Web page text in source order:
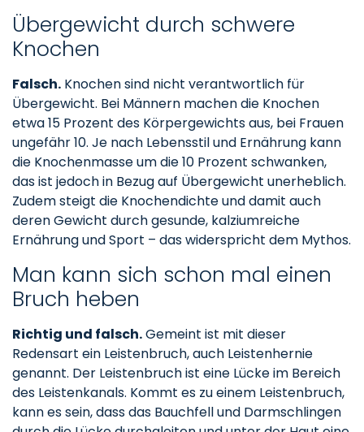
Übergewicht durch schwere
Knochen
Falsch. Knochen sind nicht verantwortlich für
Übergewicht. Bei Männern machen die Knochen
etwa 15 Prozent des Körpergewichts aus, bei Frauen
ungefähr 10. Je nach Lebensstil und Ernährung kann
die Knochenmasse um die 10 Prozent schwanken,
das ist jedoch in Bezug auf Übergewicht unerheblich.
Zudem steigt die Knochendichte und damit auch
deren Gewicht durch gesunde, kalziumreiche
Ernährung und Sport – das widerspricht dem Mythos.
Man kann sich schon mal einen
Bruch heben
Richtig und falsch.Gemeint ist mit dieser
Redensart ein Leistenbruch, auch Leistenhernie
genannt. Der Leistenbruch ist eine Lücke im Bereich
des Leistenkanals. Kommt es zu einem Leistenbruch,
kann es sein, dass das Bauchfell und Darmschlingen